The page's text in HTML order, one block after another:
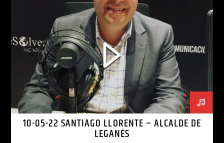
10-05-22 SANTIAGO LLORENTE – ALCALDE DE
LEGANÉS